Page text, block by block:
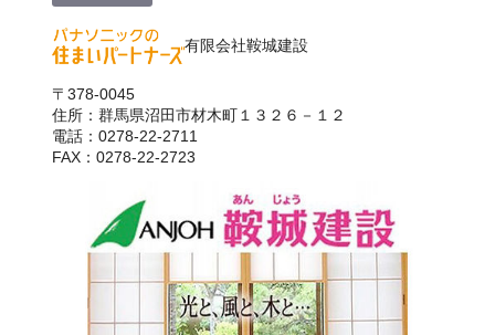
有限会社鞍城建設
〒378-0045
住所：群馬県沼田市材木町１３２６－１２
電話：0278-22-2711
FAX：0278-22-2723